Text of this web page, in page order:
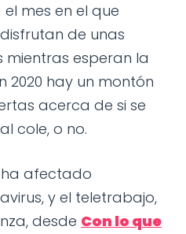
mes en el que
de unas
esperan la
2020 hay un montón
acerca de si se
cole, o no.
afectado
y el teletrabajo,
desde Con lo que